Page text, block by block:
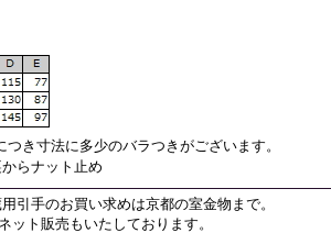
き寸法に多少のバラつきがございます。
らナット止め
引手のお買い求めは京都の室金物まで。
ット販売もいたしております。